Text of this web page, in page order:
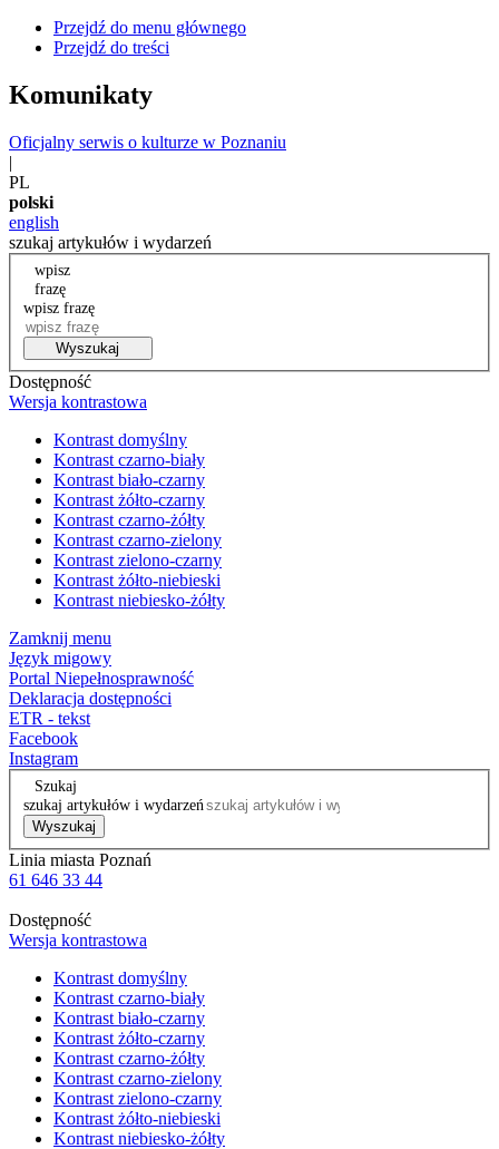
Przejdź do menu głównego
Przejdź do treści
Komunikaty
Oficjalny serwis o kulturze w Poznaniu
|
PL
polski
english
szukaj artykułów i wydarzeń
wpisz
frazę
wpisz frazę
Wyszukaj
Dostępność
Wersja kontrastowa
Kontrast domyślny
Kontrast czarno-biały
Kontrast biało-czarny
Kontrast żółto-czarny
Kontrast czarno-żółty
Kontrast czarno-zielony
Kontrast zielono-czarny
Kontrast żółto-niebieski
Kontrast niebiesko-żółty
Zamknij menu
Język migowy
Portal Niepełnosprawność
Deklaracja dostępności
ETR - tekst
Facebook
Instagram
Szukaj
szukaj artykułów i wydarzeń
Wyszukaj
Linia miasta Poznań
61 646 33 44
Dostępność
Wersja kontrastowa
Kontrast domyślny
Kontrast czarno-biały
Kontrast biało-czarny
Kontrast żółto-czarny
Kontrast czarno-żółty
Kontrast czarno-zielony
Kontrast zielono-czarny
Kontrast żółto-niebieski
Kontrast niebiesko-żółty